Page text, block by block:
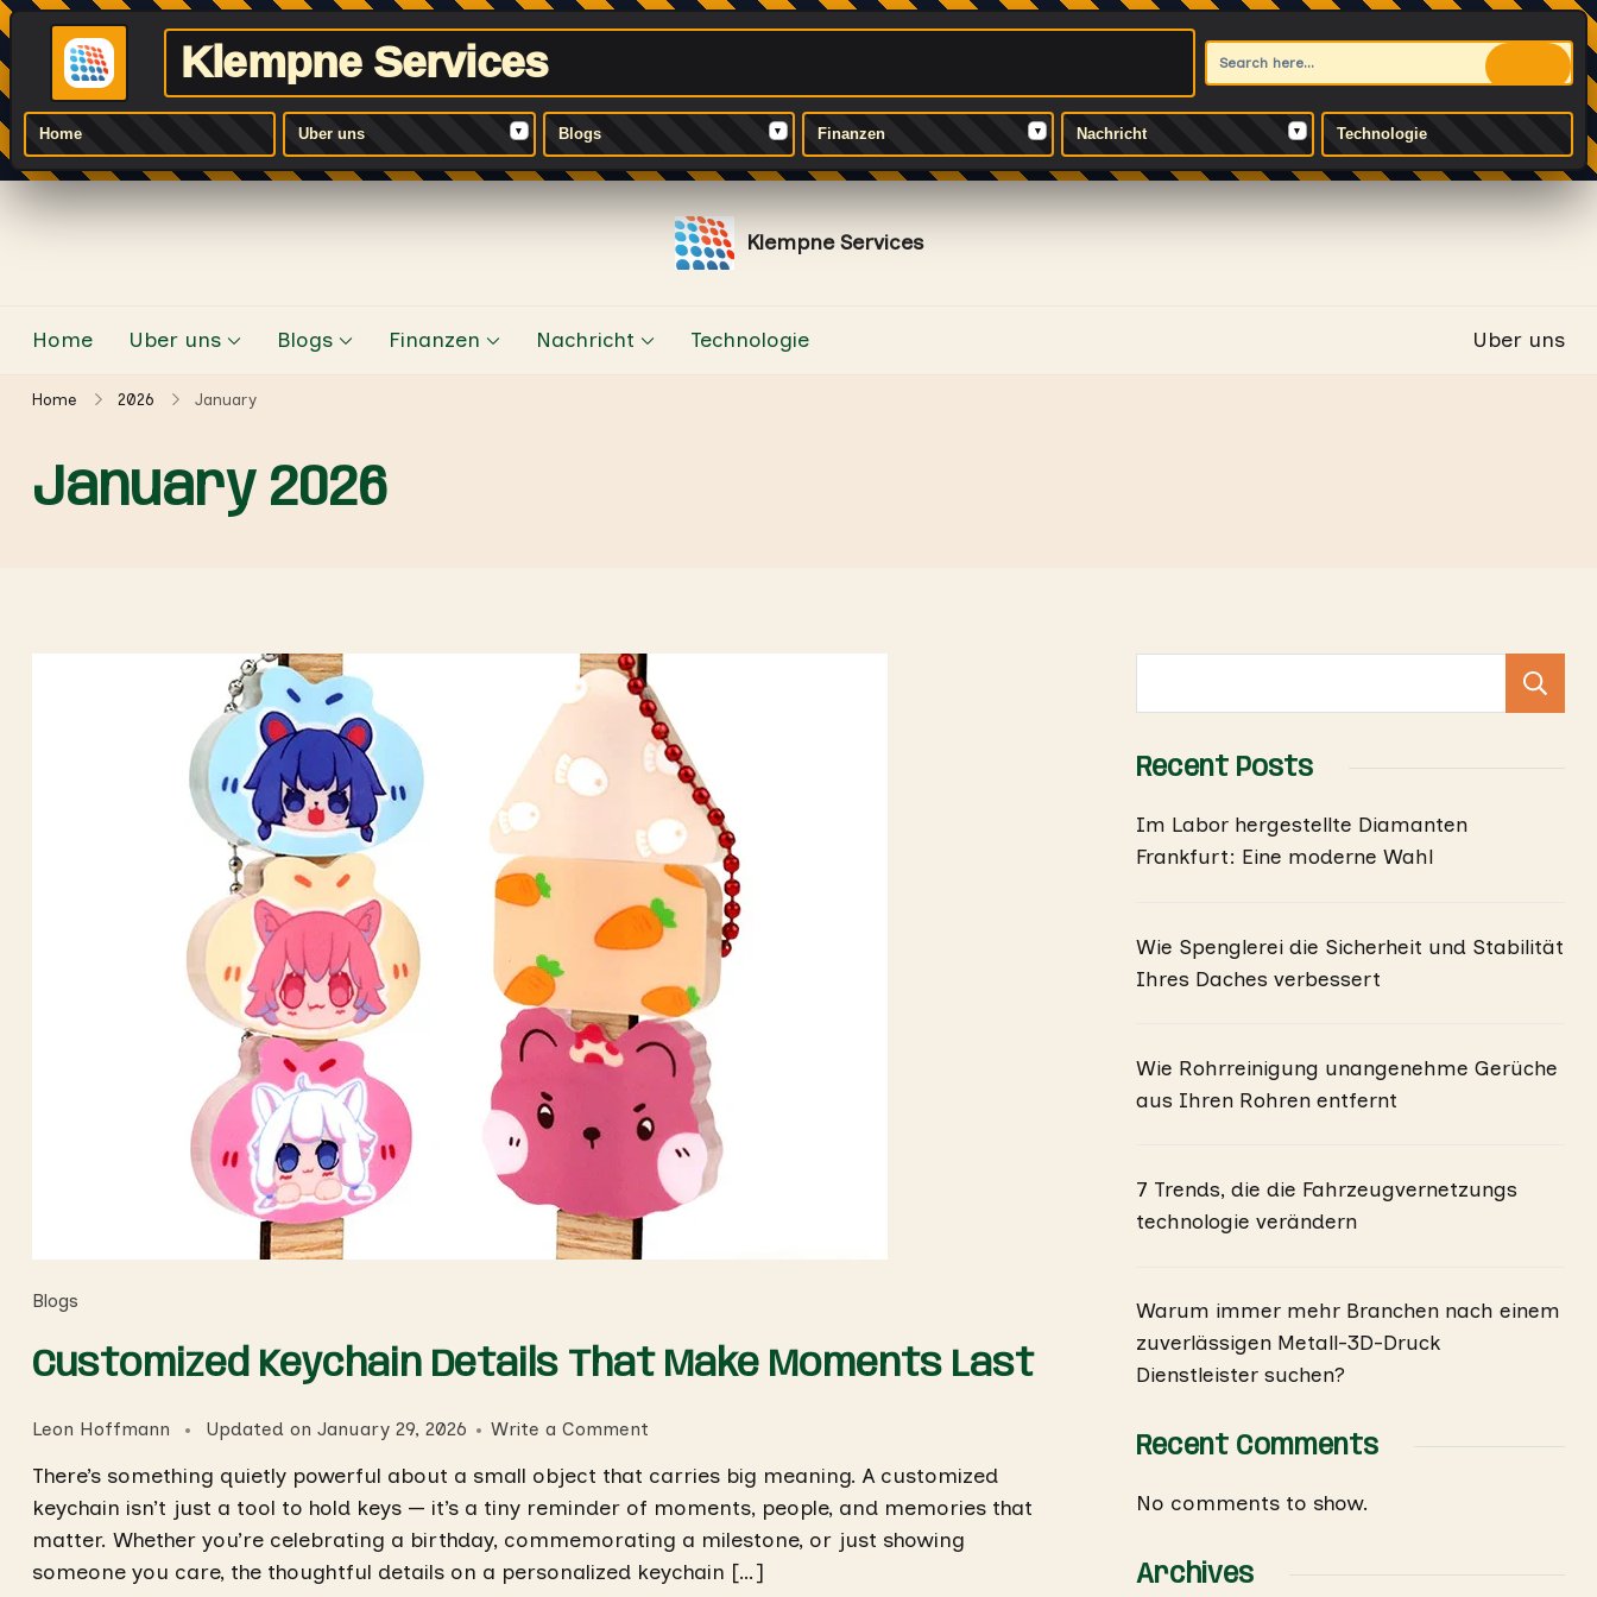
Klempne Services
Home Uber uns ▾ Blogs ▾ Finanzen ▾ Nachricht ▾ Technologie
Klempne Services
Home Uber uns Blogs Finanzen Nachricht Technologie Uber uns
Home 2026 January
January 2026
Blogs
Customized Keychain Details That Make Moments Last
Leon Hoffmann Updated on January 29, 2026 Write a Comment
Keychain
Details
That
Make
There’s something quietly powerful about a small object that carries big meaning. A customized
keychain isn’t just a tool to hold keys — it’s a tiny reminder of moments, people, and memories that
matter. Whether you’re celebrating a birthday, commemorating a milestone, or just showing
someone you care, the thoughtful details on a personalized keychain […]
Recent Posts
Im Labor hergestellte Diamanten
Frankfurt: Eine moderne Wahl
Wie Spenglerei die Sicherheit und Stabilität
Ihres Daches verbessert
Wie Rohrreinigung unangenehme Gerüche
aus Ihren Rohren entfernt
7 Trends, die die Fahrzeugvernetzungs
technologie verändern
Warum immer mehr Branchen nach einem
zuverlässigen Metall-3D-Druck
Dienstleister suchen?
Recent Comments
No comments to show.
Archives